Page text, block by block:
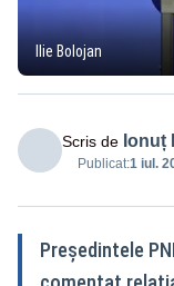
Ilie Bolojan
Scris de Ionuț
Publicat:1 iul.
Președintele